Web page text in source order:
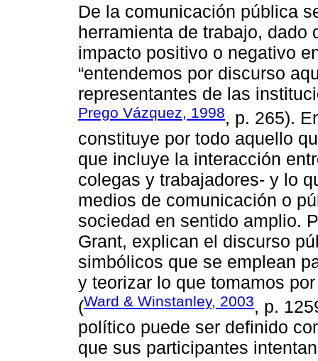
De la comunicación pública
herramienta de trabajo, dado
impacto positivo o negativo
“entendemos por discurso
representantes de las
Prego Vázquez, 1998, p. 265).
constituye por todo aquello
que incluye la interacción
colegas y trabajadores- y lo
medios de comunicación o
sociedad en sentido amplio.
Grant, explican el discurso
simbólicos que se emplean
y teorizar lo que tomamos
(Ward & Winstanley, 2003, p.
político puede ser definido
que sus participantes